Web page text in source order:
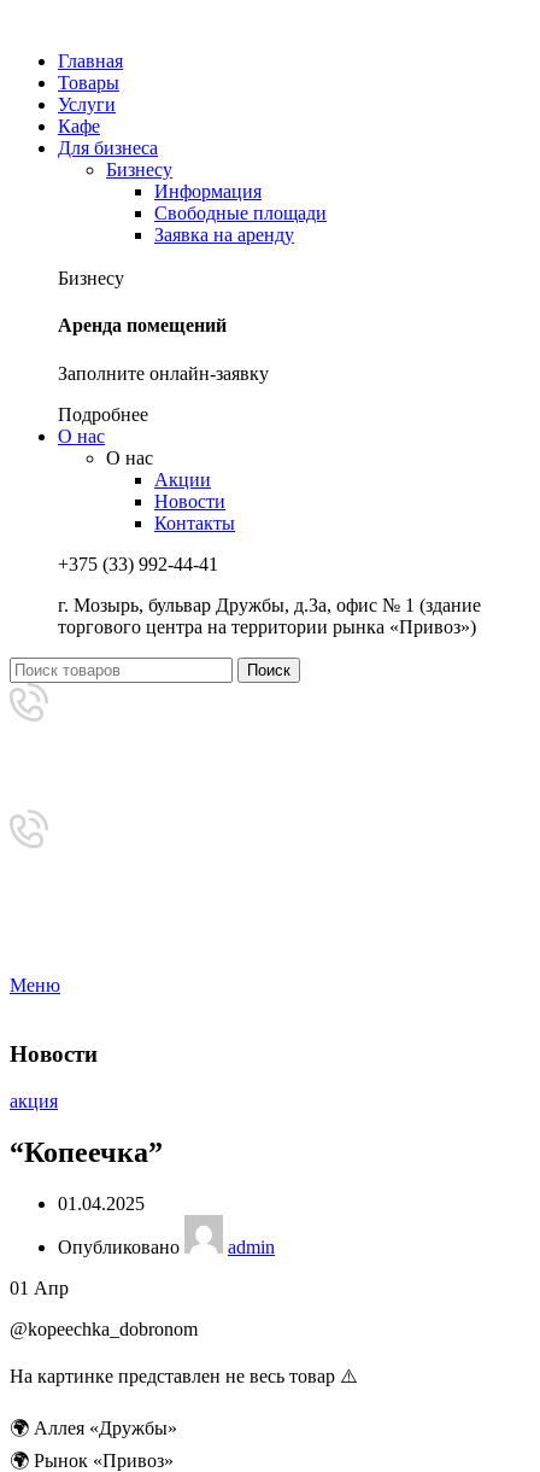
Главная
Товары
Услуги
Кафе
Для бизнеса
Бизнесу
Информация
Свободные площади
Заявка на аренду
Бизнесу
Аренда помещений
Заполните онлайн-заявку
Подробнее
О нас
О нас
Акции
Новости
Контакты
+375 (33) 992-44-41
г. Мозырь, бульвар Дружбы, д.3а, офис № 1 (здание
торгового центра на территории рынка «Привоз»)
Поиск
Меню
Новости
акция
“Копеечка”
01.04.2025
Опубликовано
admin
01 Апр
@kopeechka_dobronom
На картинке представлен не весь товар ⚠️
🌍 Аллея «Дружбы»
🌍 Рынок «Привоз»